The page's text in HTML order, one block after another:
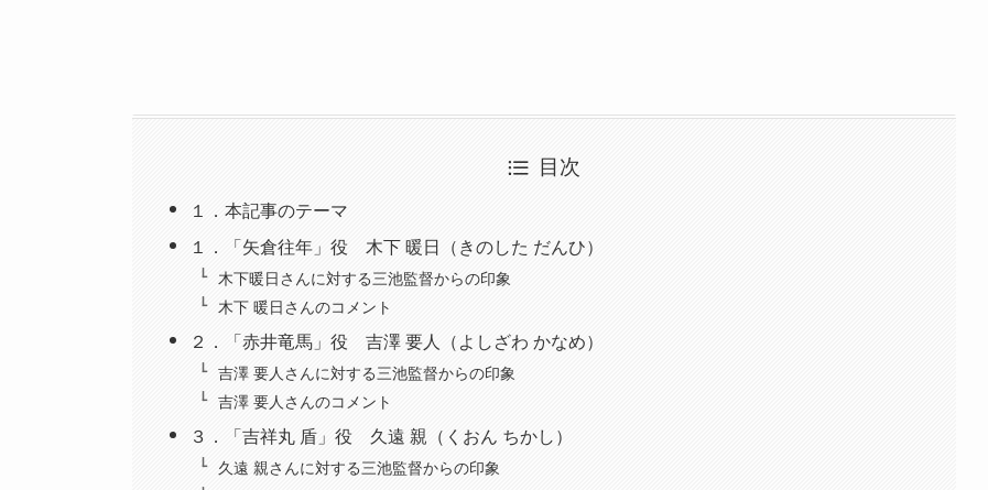
目次
１．本記事のテーマ
１．「矢倉往年」役 木下 暖日（きのした だんひ）
木下暖日さんに対する三池監督からの印象
木下 暖日さんのコメント
２．「赤井竜馬」役 吉澤 要人（よしざわ かなめ）
吉澤 要人さんに対する三池監督からの印象
吉澤 要人さんのコメント
３．「吉祥丸 盾」役 久遠 親（くおん ちかし）
久遠 親さんに対する三池監督からの印象